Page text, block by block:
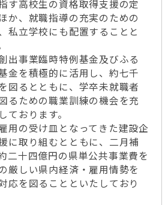
す高校生の資格取得支援の定
か、就職指導の充実のための
私立学校にも配置することと
出事業臨時特例基金及びふる
金を積極的に活用し、約七千
図るとともに、学卒未就職者
るための職業訓練の機会を充
ております。
用の受け皿となってきた建設企
に取り組むとともに、二月補
二十四億円の県単公共事業費を
厳しい県内経済・雇用情勢を
応を図ることといたしており